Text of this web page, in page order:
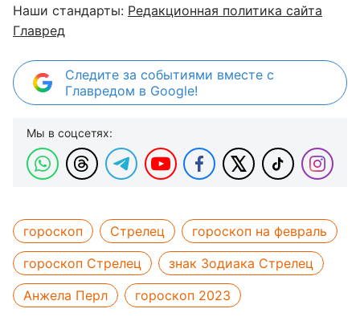
Наши стандарты: Редакционная политика сайта
Главред
Следите за событиями вместе с
Главредом в Google!
Мы в соцсетях:
гороскоп Стрелец
гороскоп на февраль
гороскоп Стрелец
знак Зодиака Стрелец
Анжела Перл
гороскоп 2023